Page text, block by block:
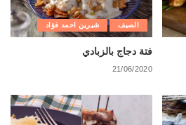
الصيف شيرين احمد فؤاد
فتة دجاج بالزبادي
21/06/2020